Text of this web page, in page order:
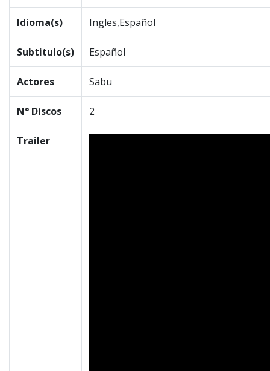
Idioma(s) Ingles,Español
Subtitulo(s) Español
Actores Sabu
N° Discos 2
Trailer